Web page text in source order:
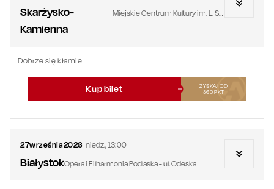
Skarżysko-
Kamienna
Miejskie Centrum Kultury im. L. Staffa
Dobrze się kłamie
Kup bilet
ZYSKAJ OD
360PKT
27września2026 niedz.,13:00
BiałystokOpera i Filharmonia Podlaska - ul. Odeska